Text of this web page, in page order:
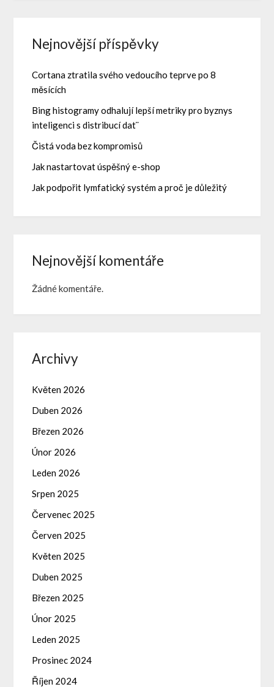
Nejnovější příspěvky
Cortana ztratila svého vedoucího teprve po 8
měsících
Bing histogramy odhalují lepší metriky pro byznys
inteligenci s distribucí dat¨
Čistá voda bez kompromisů
Jak nastartovat úspěšný e-shop
Jak podpořit lymfatický systém a proč je důležitý
Nejnovější komentáře
Žádné komentáře.
Archivy
Květen 2026
Duben 2026
Březen 2026
Únor 2026
Leden 2026
Srpen 2025
Červenec 2025
Červen 2025
Květen 2025
Duben 2025
Březen 2025
Únor 2025
Leden 2025
Prosinec 2024
Říjen 2024